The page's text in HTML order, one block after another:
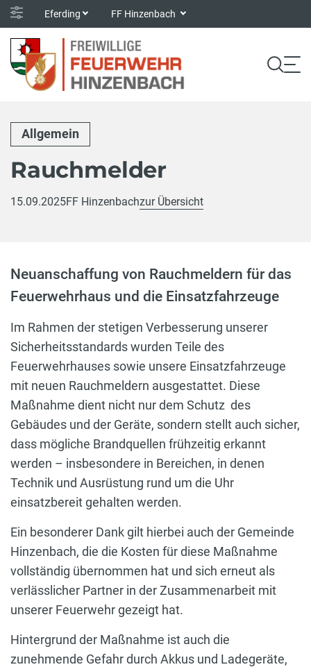
Eferding FF Hinzenbach
Allgemein
Rauchmelder
15.09.2025FF Hinzenbachzur Übersicht
Neuanschaffung von Rauchmeldern für das
Feuerwehrhaus und die Einsatzfahrzeuge
Im Rahmen der stetigen Verbesserung unserer
Sicherheitsstandards wurden Teile des
Feuerwehrhauses sowie unsere Einsatzfahrzeuge
mit neuen Rauchmeldern ausgestattet. Diese
Maßnahme dient nicht nur dem Schutz des
Gebäudes und der Geräte, sondern stellt auch sicher,
dass mögliche Brandquellen frühzeitig erkannt
werden – insbesondere in Bereichen, in denen
Technik und Ausrüstung rund um die Uhr
einsatzbereit gehalten werden.
Ein besonderer Dank gilt hierbei auch der Gemeinde
Hinzenbach, die die Kosten für diese Maßnahme
vollständig übernommen hat und sich erneut als
verlässlicher Partner in der Zusammenarbeit mit
unserer Feuerwehr gezeigt hat.
Hintergrund der Maßnahme ist auch die
zunehmende Gefahr durch Akkus und Ladegeräte,